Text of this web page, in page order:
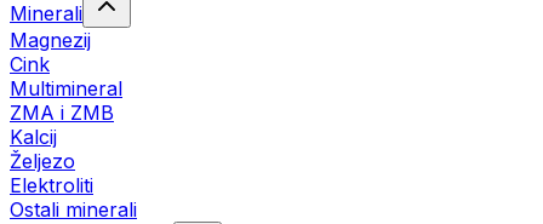
Minerali
Magnezij
Cink
Multimineral
ZMA i ZMB
Kalcij
Željezo
Elektroliti
Ostali minerali